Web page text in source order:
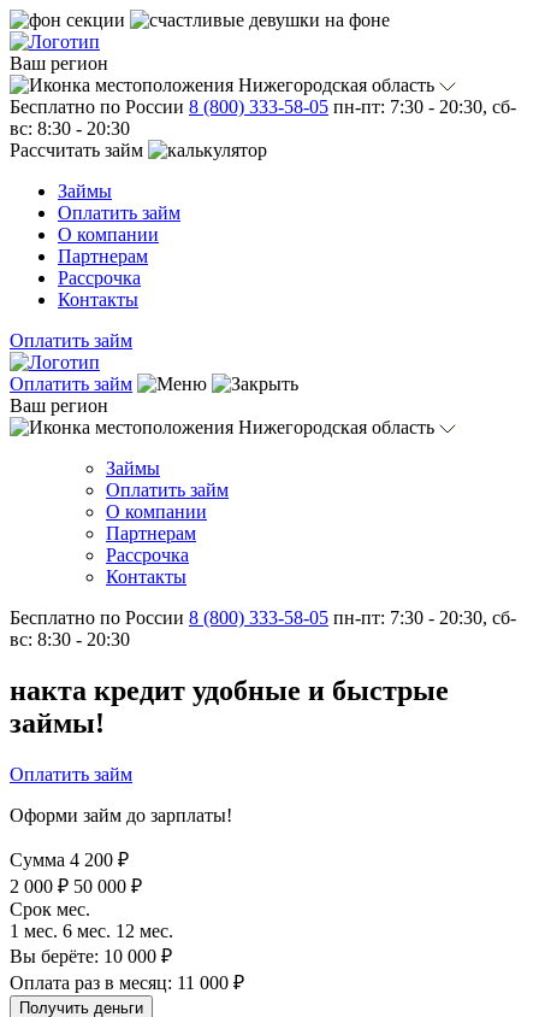
Ваш регион
Нижегородская область
Бесплатно по России 8 (800) 333-58-05 пн-пт: 7:30 - 20:30, сб-
вс: 8:30 - 20:30
Рассчитать займ
Займы
Оплатить займ
О компании
Партнерам
Рассрочка
Контакты
Оплатить займ
Оплатить займ
Ваш регион
Нижегородская область
Займы
Оплатить займ
О компании
Партнерам
Рассрочка
Контакты
Бесплатно по России 8 (800) 333-58-05 пн-пт: 7:30 - 20:30, сб-
вс: 8:30 - 20:30
накта кредит удобные и быстрые
займы!
Оплатить займ
Оформи займ до зарплаты!
Сумма 4 200 ₽
2 000 ₽ 50 000 ₽
Срок мес.
1 мес. 6 мес. 12 мес.
Вы берёте: 10 000 ₽
Оплата раз в месяц: 11 000 ₽
Получить деньги